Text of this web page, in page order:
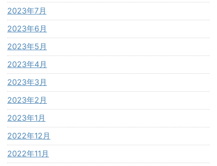
2023年7月
2023年6月
2023年5月
2023年4月
2023年3月
2023年2月
2023年1月
2022年12月
2022年11月